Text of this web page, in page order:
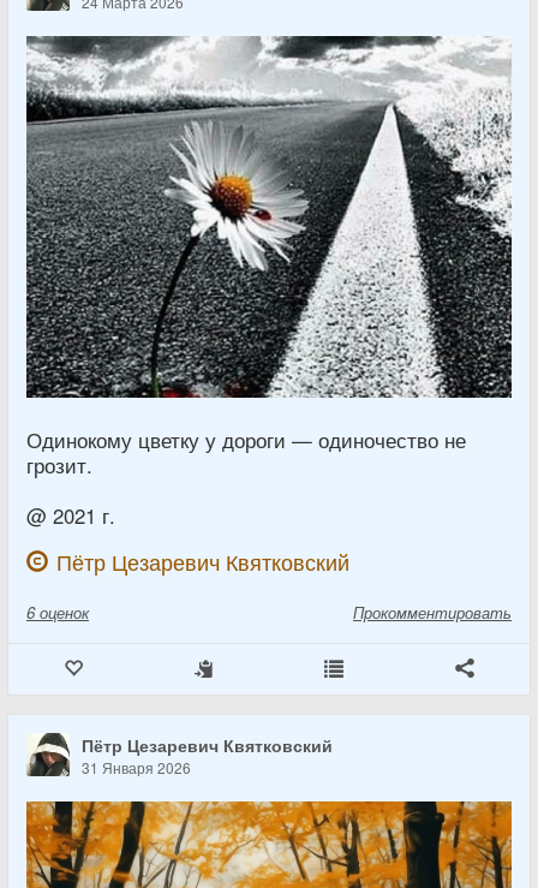
Одинокому цветку у дороги — одиночество не
грозит.
@ 2021 г.
Пётр Цезаревич Квятковский
6 оценок Прокомментировать
Пётр Цезаревич Квятковский
31 Января 2026